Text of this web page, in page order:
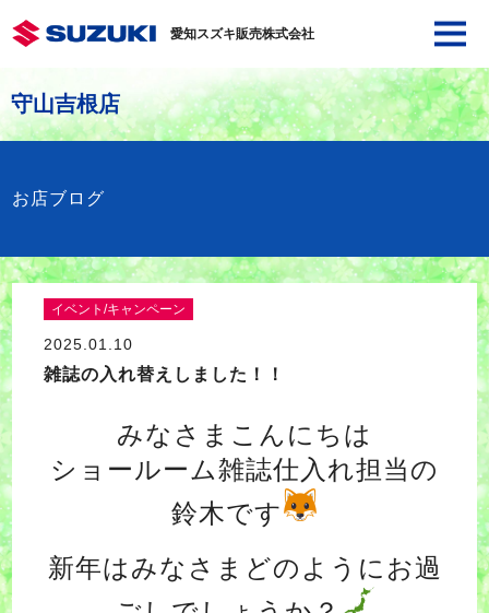
愛知スズキ販売株式会社
守山吉根店
お店ブログ
イベント/キャンペーン
2025.01.10
雑誌の入れ替えしました！！
みなさまこんにちは
ショールーム雑誌仕入れ担当の
鈴木です
新年はみなさまどのようにお過